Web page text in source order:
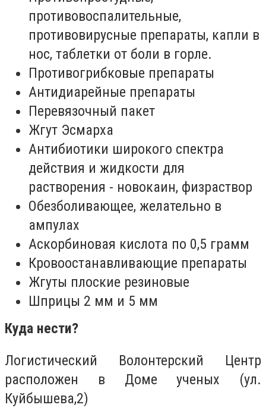
противовоспалительные,
противовирусные препараты, капли в
нос, таблетки от боли в горле.
Противогрибковые препараты
Антидиарейные препараты
Перевязочный пакет
Жгут Эсмарха
Антибиотики широкого спектра
действия и жидкости для
растворения - новокаин, физраствор
Обезболивающее, желательно в
ампулах
Аскорбиновая кислота по 0,5 грамм
Кровоостанавливающие препараты
Жгуты плоские резиновые
Шприцы 2 мм и 5 мм
Куда нести?
Логистический Волонтерский Центр
расположен в Доме ученых (ул.
Куйбышева,2)